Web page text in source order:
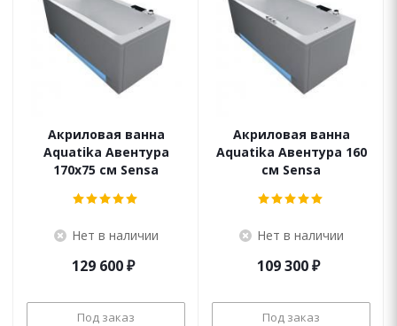
Акриловая ванна
Aquatika Авентура
170x75 см Sensa
Нет в наличии
129 600₽
Под заказ
Акриловая ванна
Aquatika Авентура 160
см Sensa
Нет в наличии
109 300₽
Под заказ